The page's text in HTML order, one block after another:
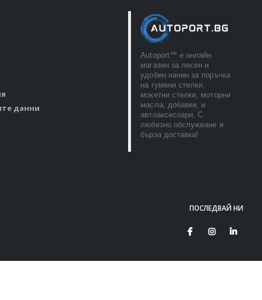
данни
Autoport™ e онлайн
магазин за лесен и
удобен начин за поръчка
на гумени стелки,
мокетни стелки, моторни
масла, добавки, и
автоаксесоари. С
любезно обслужване и
бърза доставка!
ПОСЛЕДВАЙ НИ